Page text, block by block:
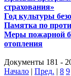
страхования»
Год культуры
Памятка по
Меры пожарной
отопления
Документы 181 -
Начало | Пред. | 8 9